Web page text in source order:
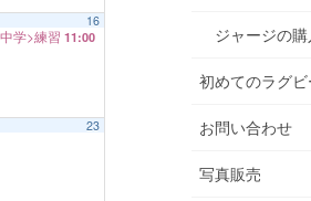
16
学>練習 11:00
23
ジャージの購
初めてのラグビ
お問い合わせ
写真販売